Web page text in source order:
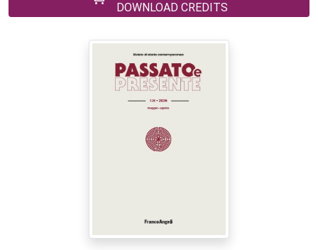
DOWNLOAD CREDITS